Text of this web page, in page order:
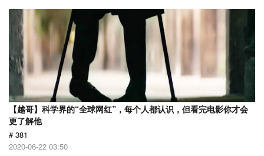
【越哥】科学界的“全球网红”，每个人都认识，但看完电影你才会
更了解他
# 381
2020-06-22 03:50